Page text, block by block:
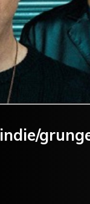
2013-ban
viselő anyaggal.